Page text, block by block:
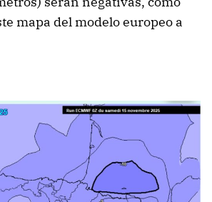
mapa del modelo europeo a